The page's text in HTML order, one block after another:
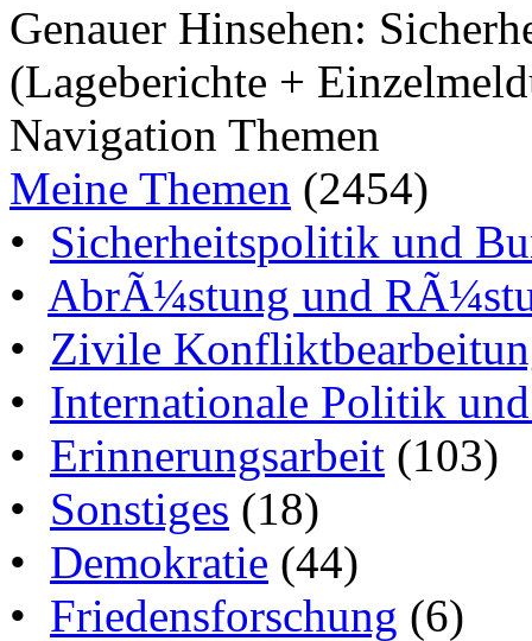
Genauer Hinsehen:
(Lageberichte +
Navigation Themen
Meine Themen (2454)
• Sicherheitspolitik und
• AbrÃ¼stung und
• Zivile
• Internationale Politik
• Erinnerungsarbeit (103)
• Sonstiges (18)
• Demokratie (44)
• Friedensforschung (6)